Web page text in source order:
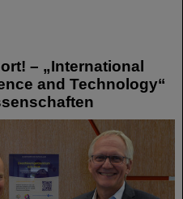
– „International
and Technology“